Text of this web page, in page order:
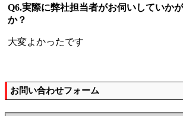
Q6.実際に弊社担当者がお伺いしていか
か？
大変よかったです
お問い合わせフォーム